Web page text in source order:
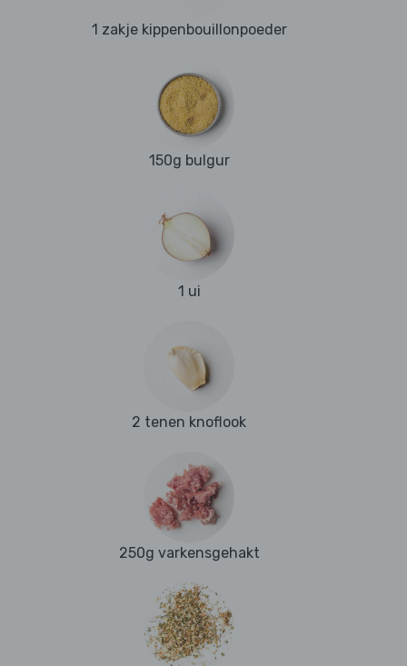
1 zakje kippenbouillonpoeder
150g bulgur
1 ui
2 tenen knoflook
250g varkensgehakt